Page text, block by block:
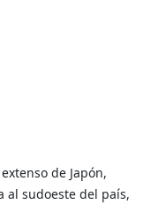
de Japón,
al sudoeste del país,